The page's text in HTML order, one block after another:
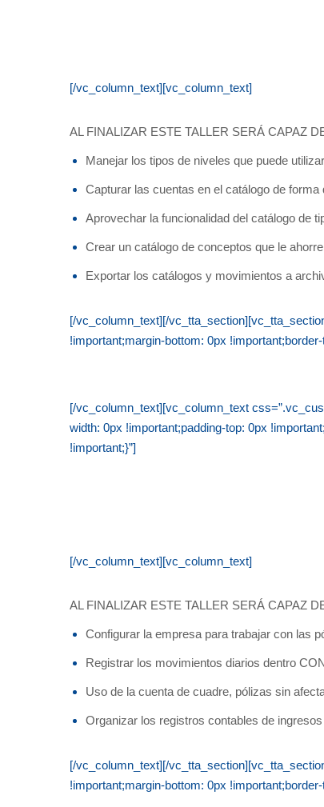
[/vc_column_text][vc_column_text]
AL FINALIZAR ESTE TALLER SERÁ CAPAZ
Manejar los tipos de niveles que puede
Capturar las cuentas en el catálogo de
Aprovechar la funcionalidad del catálogo de
Crear un catálogo de conceptos que le
Exportar los catálogos y movimientos a
[/vc_column_text][/
!important;margin-bottom: 0px
[/vc_column_text][vc_column_text
width: 0px !important;padding-top: 0px
!important;}”]
[/vc_column_text][vc_column_text]
AL FINALIZAR ESTE TALLER SERÁ CAPAZ
Configurar la empresa para trabajar con las
Registrar los movimientos diarios dentro
Uso de la cuenta de cuadre, pólizas sin
Organizar los registros contables de
[/vc_column_text][/
!important;margin-bottom: 0px